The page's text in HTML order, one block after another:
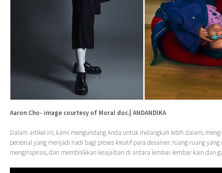
Aaron Cho- image courtesy of Moral doc.| ANDANDIKA
Dalam artikel ini, kami mengundang Anda untuk melangkah lebih dalam,
personal yang menjadi nadi bagi proses kreatif para desainer: ruang-ruang yang
menginspirasi, dan membisikkan keajaiban di antara lembar-lembar kain dan